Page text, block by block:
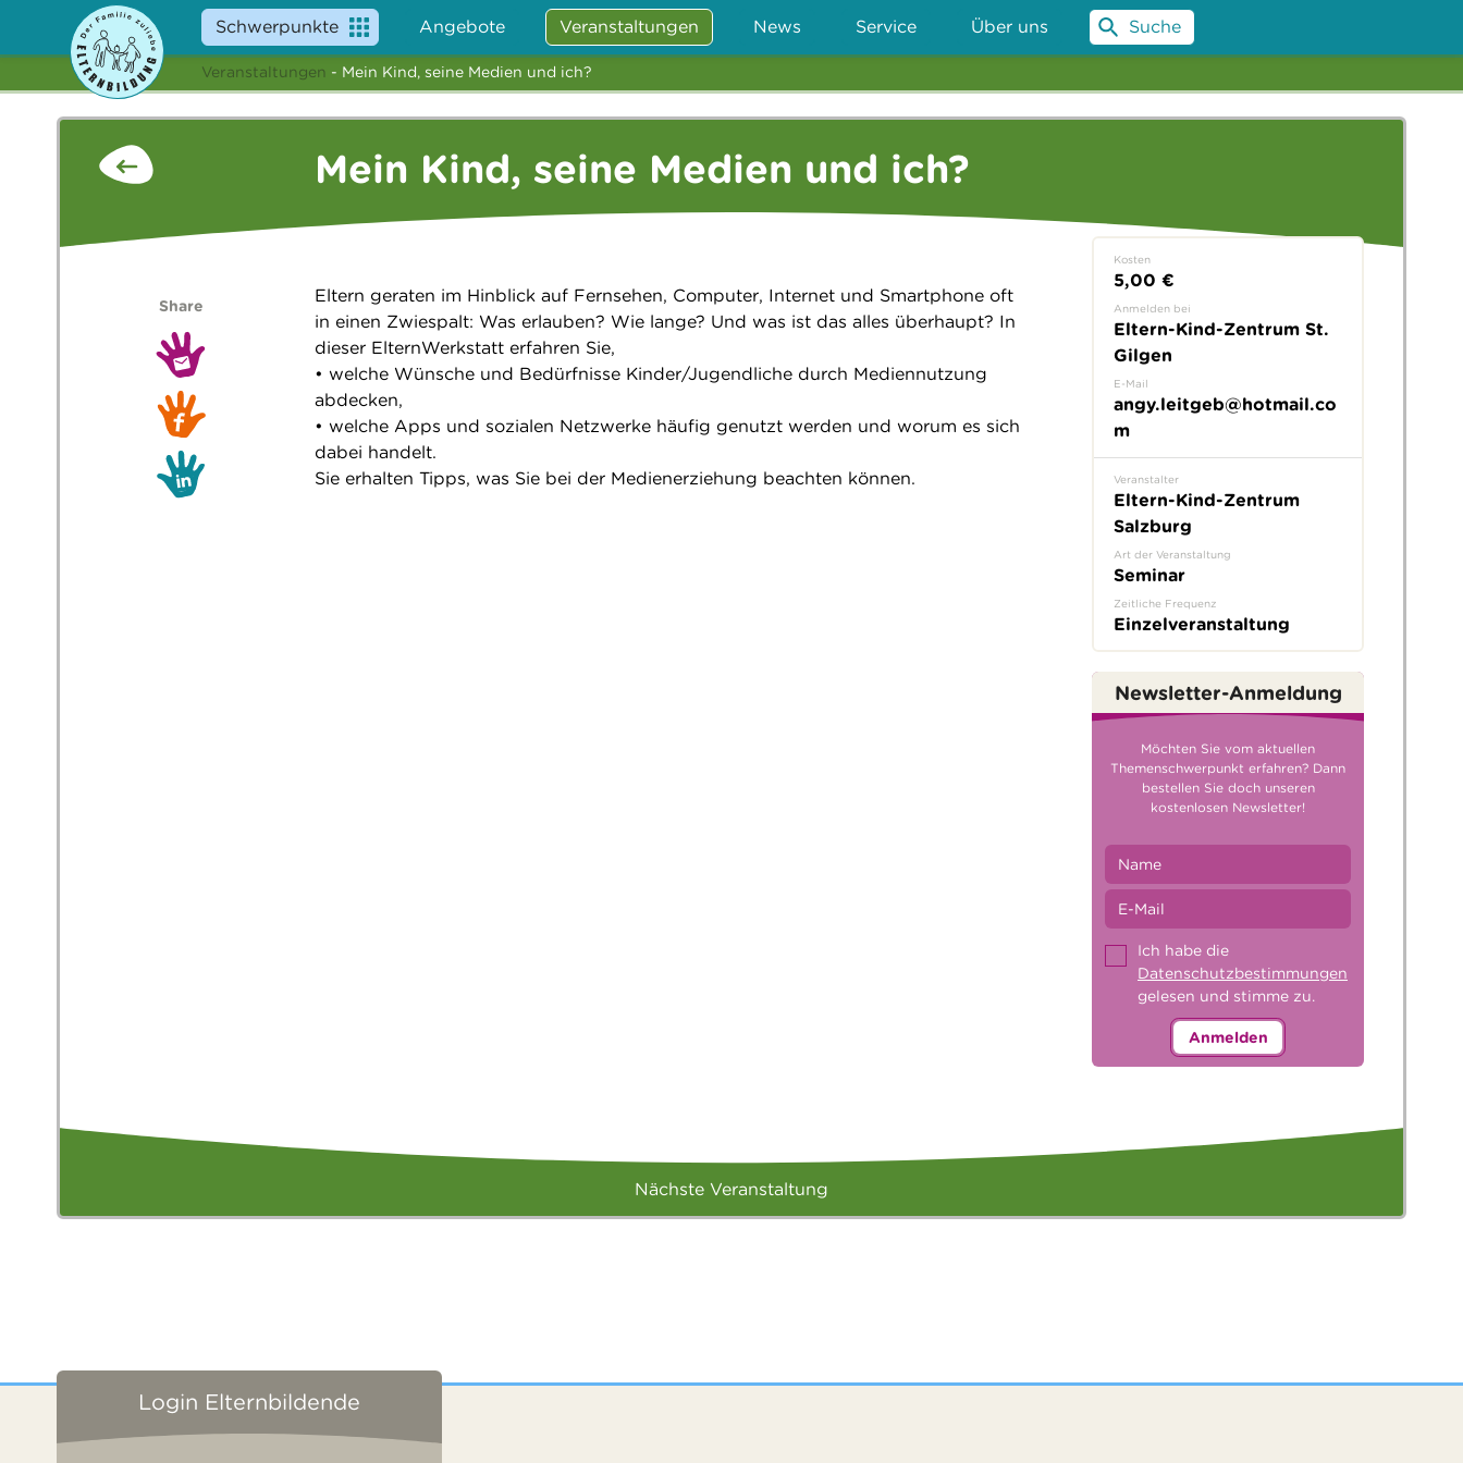
Schwerpunkte Angebote Veranstaltungen News Service Über uns Suche
Veranstaltungen - Mein Kind, seine Medien und ich?
Mein Kind, seine Medien und ich?
Eltern geraten im Hinblick auf Fernsehen, Computer, Internet und Smartphone oft
in einen Zwiespalt: Was erlauben? Wie lange? Und was ist das alles überhaupt? In
dieser ElternWerkstatt erfahren Sie,
• welche Wünsche und Bedürfnisse Kinder/Jugendliche durch Mediennutzung
abdecken,
• welche Apps und sozialen Netzwerke häufig genutzt werden und worum es sich
dabei handelt.
Sie erhalten Tipps, was Sie bei der Medienerziehung beachten können.
Share
Kosten
5,00 €
Anmelden bei
Eltern-Kind-Zentrum St.
Gilgen
E-Mail
angy.leitgeb@hotmail.co
m
Veranstalter
Eltern-Kind-Zentrum
Salzburg
Art der Veranstaltung
Seminar
Zeitliche Frequenz
Einzelveranstaltung
Newsletter-Anmeldung
Möchten Sie vom aktuellen
Themenschwerpunkt erfahren? Dann
bestellen Sie doch unseren
kostenlosen Newsletter!
Ich habe die
Datenschutzbestimmungen
gelesen und stimme zu.
Anmelden
Nächste Veranstaltung
Login Elternbildende